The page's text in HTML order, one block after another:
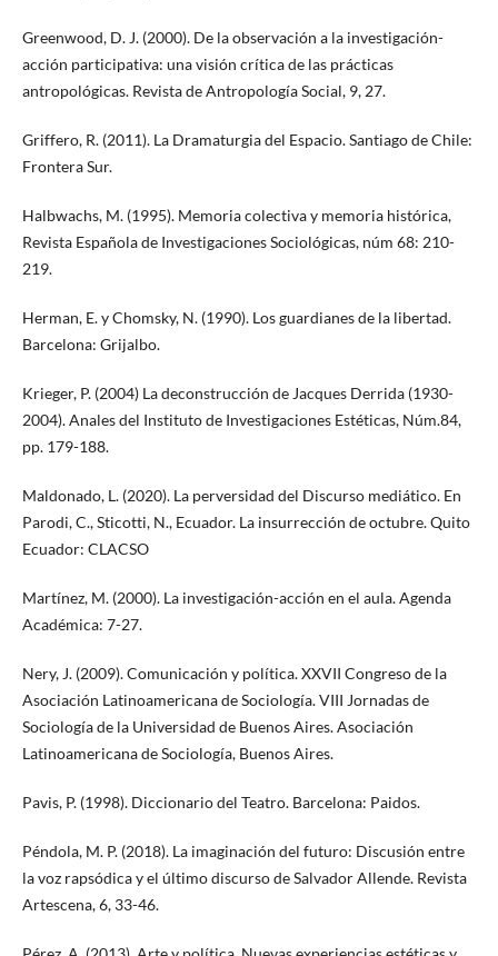
Greenwood, D. J. (2000). De la observación a la investigación-
acción participativa: una visión crítica de las prácticas
antropológicas. Revista de Antropología Social, 9, 27.
Griffero, R. (2011). La Dramaturgia del Espacio. Santiago de Chile:
Frontera Sur.
Halbwachs, M. (1995). Memoria colectiva y memoria histórica,
Revista Española de Investigaciones Sociológicas, núm 68: 210-
219.
Herman, E. y Chomsky, N. (1990). Los guardianes de la libertad.
Barcelona: Grijalbo.
Krieger, P. (2004) La deconstrucción de Jacques Derrida (1930-
2004). Anales del Instituto de Investigaciones Estéticas, Núm.84,
pp. 179-188.
Maldonado, L. (2020). La perversidad del Discurso mediático. En
Parodi, C., Sticotti, N., Ecuador. La insurrección de octubre. Quito
Ecuador: CLACSO
Martínez, M. (2000). La investigación-acción en el aula. Agenda
Académica: 7-27.
Nery, J. (2009). Comunicación y política. XXVII Congreso de la
Asociación Latinoamericana de Sociología. VIII Jornadas de
Sociología de la Universidad de Buenos Aires. Asociación
Latinoamericana de Sociología, Buenos Aires.
Pavis, P. (1998). Diccionario del Teatro. Barcelona: Paidos.
Péndola, M. P. (2018). La imaginación del futuro: Discusión entre
la voz rapsódica y el último discurso de Salvador Allende. Revista
Artescena, 6, 33-46.